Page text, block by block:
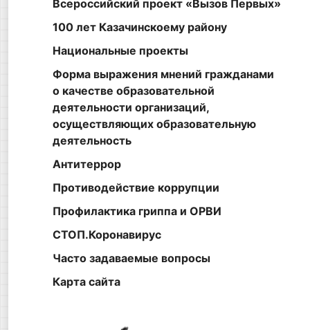
Всероссийский проект «Вызов Первых»
100 лет Казачинскоему району
Национальные проекты
Форма выражения мнений гражданами
о качестве образовательной
деятельности организаций,
осуществляющих образовательную
деятельность
Антитеррор
Противодействие коррупции
Профилактика гриппа и ОРВИ
СТОП.Коронавирус
Часто задаваемые вопросы
Карта сайта